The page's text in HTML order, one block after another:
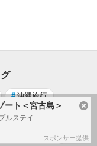
#沖縄旅行
一人旅
ルキャンペーン
ート＜宮古島＞
ルステイ
スポンサー提供